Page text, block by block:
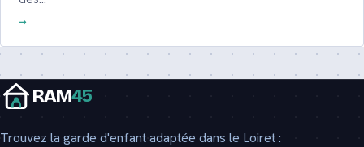
RAM45
Trouvez la garde d'enfant adaptée dans le Loiret :